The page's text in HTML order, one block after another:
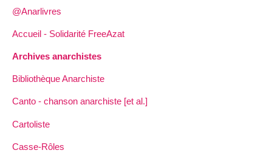
@Anarlivres
Accueil - Solidarité FreeAzat
Archives anarchistes
Bibliothèque Anarchiste
Canto - chanson anarchiste [et al.]
Cartoliste
Casse-Rôles